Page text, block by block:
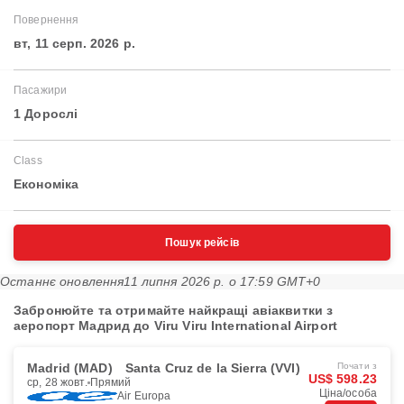
Повернення
вт, 11 серп. 2026 р.
Пасажири
1 Дорослі
Class
Економіка
Пошук рейсів
Останнє оновлення11 липня 2026 р. о 17:59 GMT+0
Забронюйте та отримайте найкращі авіаквитки з
аеропорт Мадрид до Viru Viru International Airport
Madrid (MAD) Santa Cruz de la Sierra (VVI)
ср, 28 жовт. Прямий
Air Europa
Почати з
US$ 598.23
Ціна/особа